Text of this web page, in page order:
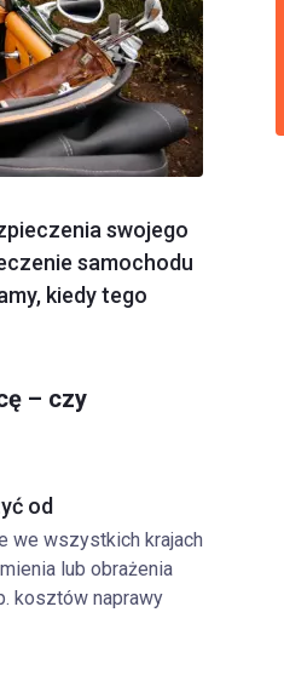
swojego
samochodu
kiedy tego
– czy
od
we wszystkich krajach
lub obrażenia
kosztów naprawy